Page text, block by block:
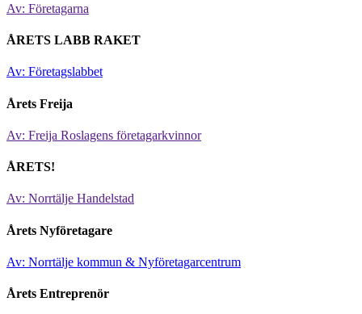
Av: Företagarna
ÅRETS LABB RAKET
Av: Företagslabbet
Årets Freija
Av: Freija Roslagens företagarkvinnor
ÅRETS!
Av: Norrtälje Handelstad
Årets Nyföretagare
Av: Norrtälje kommun & Nyföretagarcentrum
Årets Entreprenör